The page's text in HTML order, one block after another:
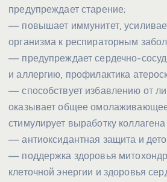
предупреждает старение;
— повышает иммунитет,
организма к респираторным
— предупреждает сердечно-
и аллергию, профилактика
— способствует избавлению от
оказывает общее
стимулирует выработку
— антиоксидантная защита и
— поддержка здоровья
клеточной энергии и здоровья